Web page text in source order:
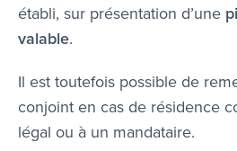
établi, sur présentation d’une
valable.
Il est toutefois possible de
conjoint en cas de résidence
légal ou à un mandataire.